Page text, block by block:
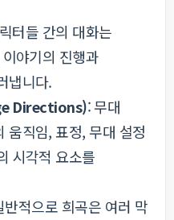
터들 간의 대화는
야기의 진행과
냅니다.
Directions): 무대
움직임, 표정, 무대 설정
시각적 요소를
반적으로 희곡은 여러 막